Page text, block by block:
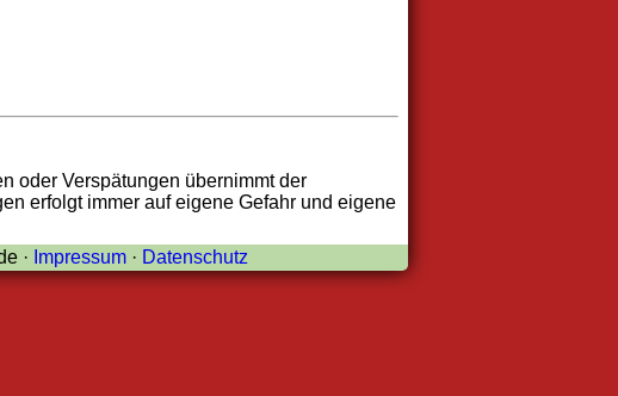
oder Verspätungen übernimmt der
erfolgt immer auf eigene Gefahr und eigene
· Impressum· Datenschutz